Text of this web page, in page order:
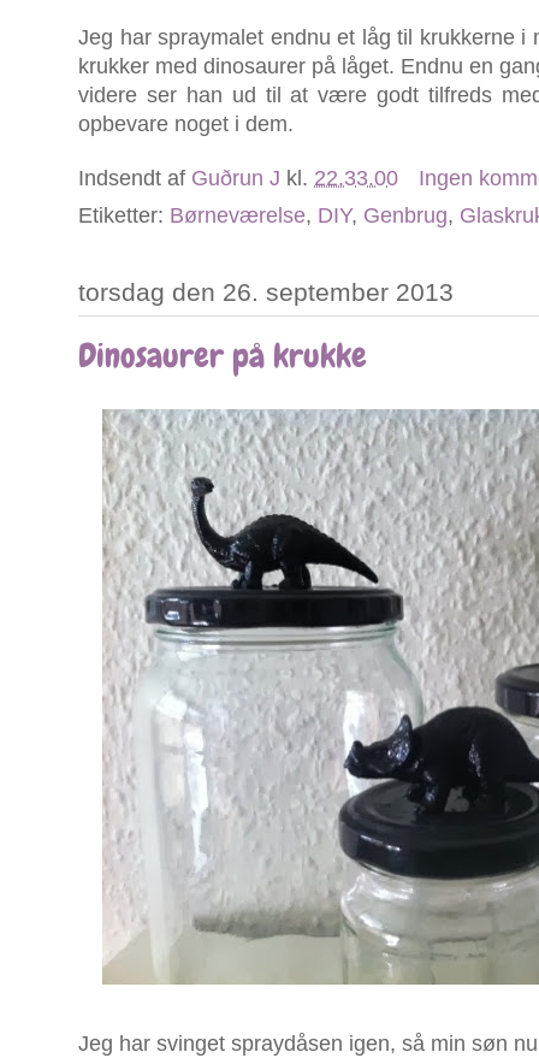
Jeg har spraymalet endnu et låg til krukkerne
krukker med dinosaurer på låget. Endnu en
videre ser han ud til at være godt tilfreds
opbevare noget i dem.
Indsendt af Guðrun J kl. 22.33.00
Ingen
Etiketter: Børneværelse, DIY, Genbrug,
torsdag den 26. september 2013
Dinosaurer på krukke
Jeg har svinget spraydåsen igen, så min søn